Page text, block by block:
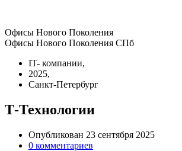
Офисы Нового Поколения
Офисы Нового Поколения СПб
IT- компании,
2025,
Санкт-Петербург
Т-Технологии
Опубликован 23 сентября 2025
0 комментариев